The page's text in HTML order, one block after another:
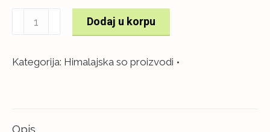
Himalajska
kristalna
krupna
Dodaj u korpu
Kategorija: Himalajska so proizvodi
Opis